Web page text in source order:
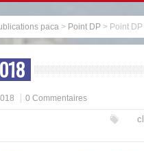
paca > Point DP > Point
0 Commentaires